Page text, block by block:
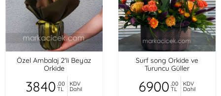
Özel Ambalaj 2'li Beyaz
Orkide
3840 ,00
TL
KDV
Dahil
Surf song Orkide ve
Turuncu Güller
6900 ,00
TL
KDV
Dahil